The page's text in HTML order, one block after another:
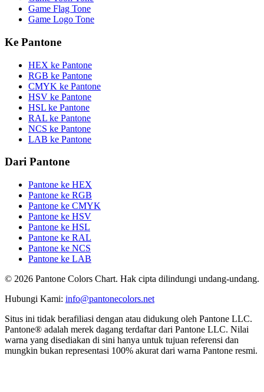
Game Flag Tone
Game Logo Tone
Ke Pantone
HEX ke Pantone
RGB ke Pantone
CMYK ke Pantone
HSV ke Pantone
HSL ke Pantone
RAL ke Pantone
NCS ke Pantone
LAB ke Pantone
Dari Pantone
Pantone ke HEX
Pantone ke RGB
Pantone ke CMYK
Pantone ke HSV
Pantone ke HSL
Pantone ke RAL
Pantone ke NCS
Pantone ke LAB
© 2026 Pantone Colors Chart. Hak cipta dilindungi undang-undang.
Hubungi Kami: info@pantonecolors.net
Situs ini tidak berafiliasi dengan atau didukung oleh Pantone LLC.
Pantone® adalah merek dagang terdaftar dari Pantone LLC. Nilai
warna yang disediakan di sini hanya untuk tujuan referensi dan
mungkin bukan representasi 100% akurat dari warna Pantone resmi.